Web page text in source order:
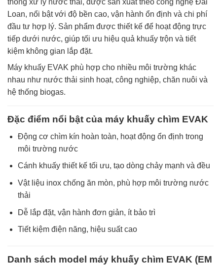
thống xử lý nước thải, được sản xuất theo công nghệ Đài
Loan, nổi bật với độ bền cao, vận hành ổn định và chi phí
đầu tư hợp lý. Sản phẩm được thiết kế để hoạt động trực
tiếp dưới nước, giúp tối ưu hiệu quả khuấy trộn và tiết
kiệm không gian lắp đặt.
Máy khuấy EVAK phù hợp cho nhiều môi trường khác
nhau như nước thải sinh hoạt, công nghiệp, chăn nuôi và
hệ thống biogas.
Đặc điểm nổi bật của máy khuấy chìm EVAK
Động cơ chìm kín hoàn toàn, hoạt động ổn định trong
môi trường nước
Cánh khuấy thiết kế tối ưu, tạo dòng chảy mạnh và đều
Vật liệu inox chống ăn mòn, phù hợp môi trường nước
thải
Dễ lắp đặt, vận hành đơn giản, ít bảo trì
Tiết kiệm điện năng, hiệu suất cao
Danh sách model máy khuấy chìm EVAK (EM